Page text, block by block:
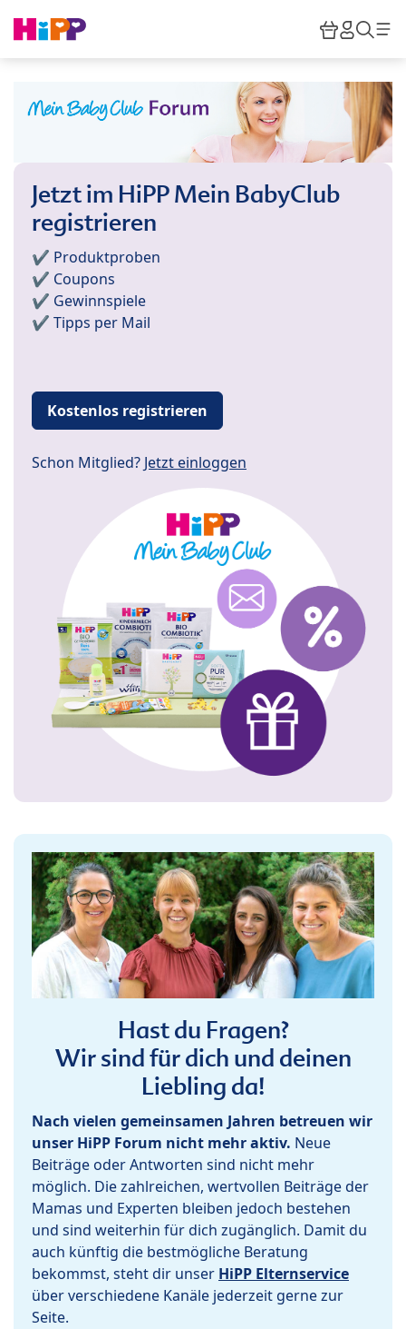
HiPP
Jetzt im HiPP Mein BabyClub
registrieren
✔️ Produktproben
✔️ Coupons
✔️ Gewinnspiele
✔️ Tipps per Mail
Kostenlos registrieren
Schon Mitglied? Jetzt einloggen
Hast du Fragen?
Wir sind für dich und deinen
Liebling da!
Nach vielen gemeinsamen Jahren betreuen wir
unser HiPP Forum nicht mehr aktiv. Neue
Beiträge oder Antworten sind nicht mehr
möglich. Die zahlreichen, wertvollen Beiträge der
Mamas und Experten bleiben jedoch bestehen
und sind weiterhin für dich zugänglich. Damit du
auch künftig die bestmögliche Beratung
bekommst, steht dir unser HiPP Elternservice
über verschiedene Kanäle jederzeit gerne zur
Seite.